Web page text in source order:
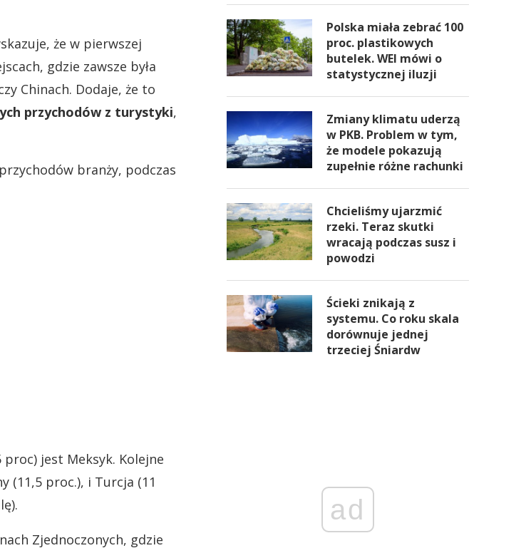
że w pierwszej
gdzie zawsze była
Chinach. Dodaje, że to
przychodów z turystyki,
branży, podczas
jest Meksyk. Kolejne
(11,5 proc.), i Turcja (11
Zjednoczonych, gdzie
Polska miała zebrać 100
proc. plastikowych
butelek. WEI mówi o
statystycznej iluzji
Zmiany klimatu uderzą
w PKB. Problem w tym,
że modele pokazują
zupełnie różne rachunki
Chcieliśmy ujarzmić
rzeki. Teraz skutki
wracają podczas susz i
powodzi
Ścieki znikają z
systemu. Co roku skala
dorównuje jednej
trzeciej Śniardw
ad